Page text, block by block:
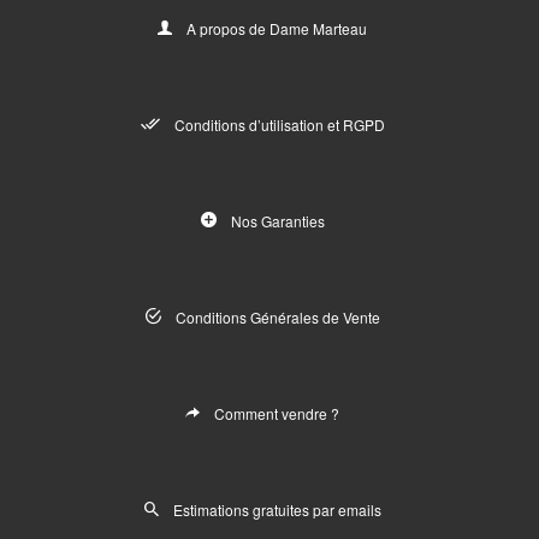
A propos de Dame Marteau
Conditions d’utilisation et RGPD
Nos Garanties
Conditions Générales de Vente
Comment vendre ?
Estimations gratuites par emails